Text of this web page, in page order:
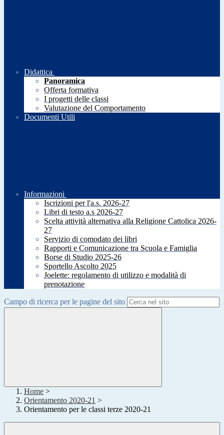
Didattica
Panoramica
Offerta formativa
I progetti delle classi
Valutazione del Comportamento
Documenti Utili
Informazioni
Iscrizioni per l'a.s. 2026-27
Libri di testo a.s 2026-27
Scelta attività alternativa alla Religione Cattolica 2026-
27
Servizio di comodato dei libri
Rapporti e Comunicazione tra Scuola e Famiglia
Borse di Studio 2025-26
Sportello Ascolto 2025
Joelette: regolamento di utilizzo e modalità di
prenotazione
Campo di ricerca per le pagine del sito
Home >
Orientamento 2020-21 >
Orientamento per le classi terze 2020-21